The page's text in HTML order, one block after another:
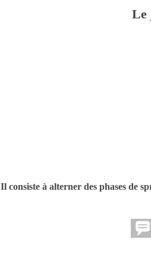
Le
Il consiste à alterner des phases de